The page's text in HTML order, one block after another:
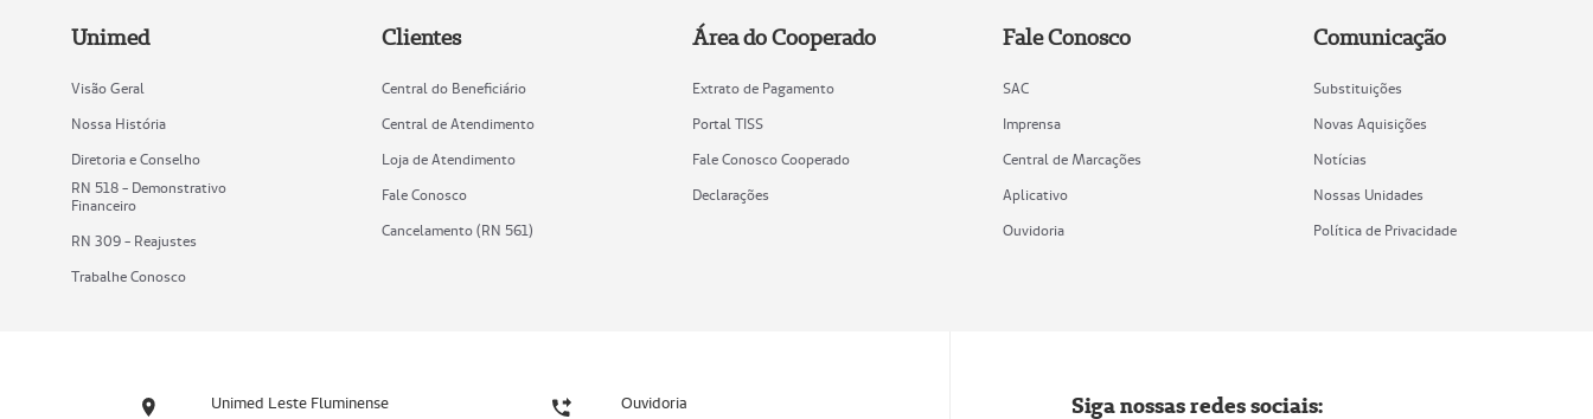
Unimed
Visão Geral
Nossa História
Diretoria e Conselho
RN 518 - Demonstrativo
Financeiro
RN 309 - Reajustes
Trabalhe Conosco
Clientes
Central do Beneficiário
Central de Atendimento
Loja de Atendimento
Fale Conosco
Cancelamento (RN 561)
Área do Cooperado
Extrato de Pagamento
Portal TISS
Fale Conosco Cooperado
Declarações
Fale Conosco
SAC
Imprensa
Central de Marcações
Aplicativo
Ouvidoria
Comunicação
Substituições
Novas Aquisições
Notícias
Nossas Unidades
Política de Privacidade
Unimed Leste Fluminense Ouvidoria Siga nossas redes sociais: